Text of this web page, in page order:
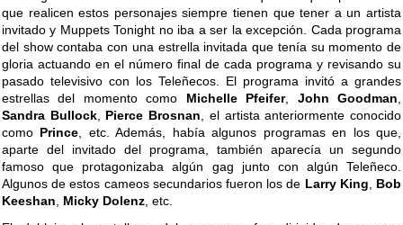
que realicen estos personajes siempre tienen que tener a un artista
invitado y Muppets Tonight no iba a ser la excepción. Cada programa
del show contaba con una estrella invitada que tenía su momento de
gloria actuando en el número final de cada programa y revisando su
pasado televisivo con los Teleñecos. El programa invitó a grandes
estrellas del momento como Michelle Pfeifer, John Goodman,
Sandra Bullock, Pierce Brosnan, el artista anteriormente conocido
como Prince, etc. Además, había algunos programas en los que,
aparte del invitado del programa, también aparecía un segundo
famoso que protagonizaba algún gag junto con algún Teleñeco.
Algunos de estos cameos secundarios fueron los de Larry King, Bob
Keeshan, Micky Dolenz, etc.